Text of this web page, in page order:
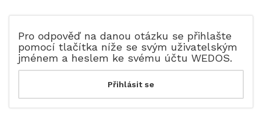
Pro odpověď na danou otázku se přihlašte
pomocí tlačítka níže se svým uživatelským
jménem a heslem ke svému účtu WEDOS.